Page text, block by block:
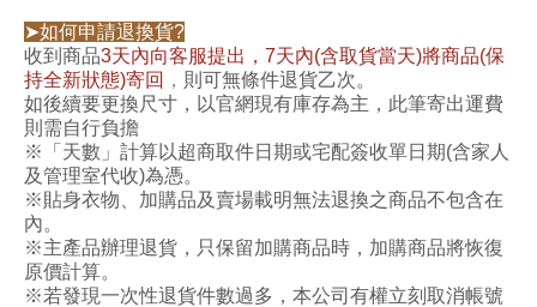
➤如何申請退換貨?
收到商品3天內向客服提出，7天內(含取貨當天)將商品(保
持全新狀態)寄回 ， 則可無條件退貨乙次。
如後續要更換尺寸，以官網現有庫存為主，此筆寄出運費
則需自行負擔
※「天數」計算以超商取件日期或宅配簽收單日期(含家人
及管理室代收)為憑。
※貼身衣物、加購品及 賣場載明無法退換之商品不包含在
內。
※主產品辦理退貨，只保留加購商品時，加購商品將恢復
原價計算。
※若發現一次性退貨件數過多，本公司有權立刻取消帳號